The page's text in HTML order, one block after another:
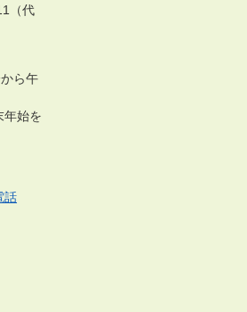
（代
ら午
年始を
話